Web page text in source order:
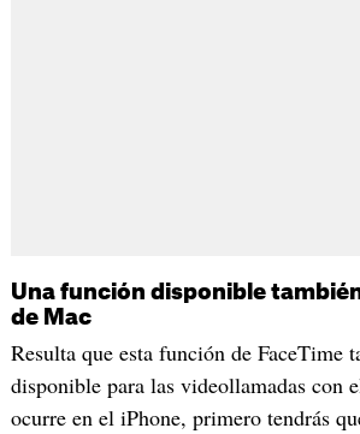
Una función disponible
de Mac
Resulta que esta función de FaceTime
disponible para las videollamadas con
ocurre en el iPhone, primero tendrás